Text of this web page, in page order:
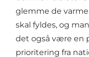
glemme de
skal fyldes, og
det også være en
prioritering fra